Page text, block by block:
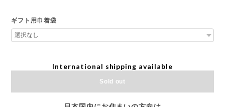
ギフト用巾着袋
International shipping available
Sold out